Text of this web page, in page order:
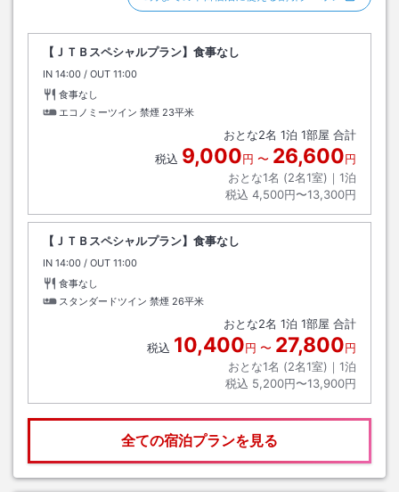
【ＪＴＢスペシャルプラン】食事なし
IN チェックイン
14:00 / OUT チェックアウト
11:00
食事なし
エコノミーツイン 禁煙 23平米
おとな2名 1泊 1部屋 合計
税込 9,000円 〜 26,600円
おとな1名 (2名1室)｜ 1泊
税込 4,500円〜13,300円
【ＪＴＢスペシャルプラン】食事なし
IN チェックイン
14:00 / OUT チェックアウト
11:00
食事なし
スタンダードツイン 禁煙 26平米
おとな2名 1泊 1部屋 合計
税込 10,400円 〜 27,800円
おとな1名 (2名1室)｜ 1泊
税込 5,200円〜13,900円
全ての宿泊プランを見る